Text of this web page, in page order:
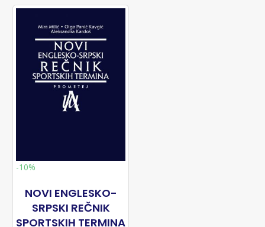
-10%
NOVI ENGLESKO-
SRPSKI REČNIK
SPORTSKIH TERMINA